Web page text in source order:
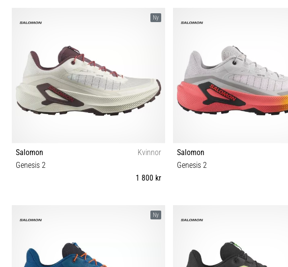
Ny
Salomon
Kvinnor
Genesis 2
1 800 kr
Salomon
Genesis 2
Ny